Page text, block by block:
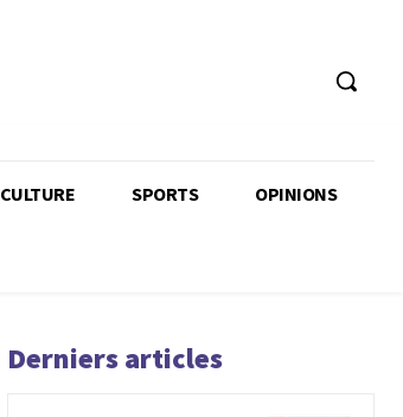
CULTURE SPORTS OPINIONS
Derniers articles